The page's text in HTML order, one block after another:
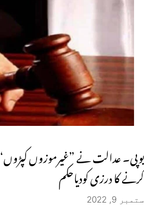
یوپی۔ عدالت نے ”غیرموزوں
کرنے کا درزی کودیاحکم
ستمبر 9, 2022